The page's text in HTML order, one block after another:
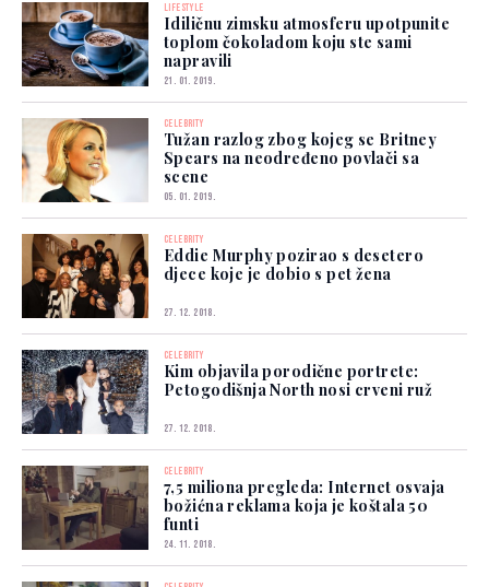
LIFESTYLE
Idiličnu zimsku atmosferu upotpunite
toplom čokoladom koju ste sami
napravili
21. 01. 2019.
CELEBRITY
Tužan razlog zbog kojeg se Britney
Spears na neodređeno povlači sa
scene
05. 01. 2019.
CELEBRITY
Eddie Murphy pozirao s desetero
djece koje je dobio s pet žena
27. 12. 2018.
CELEBRITY
Kim objavila porodične portrete:
Petogodišnja North nosi crveni ruž
27. 12. 2018.
CELEBRITY
7,5 miliona pregleda: Internet osvaja
božićna reklama koja je koštala 50
funti
24. 11. 2018.